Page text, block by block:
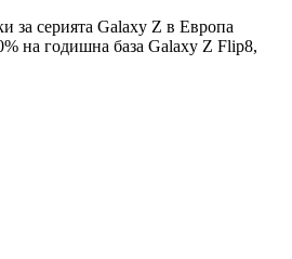
за серията Galaxy Z в Европа
на годишна база Galaxy Z Flip8,